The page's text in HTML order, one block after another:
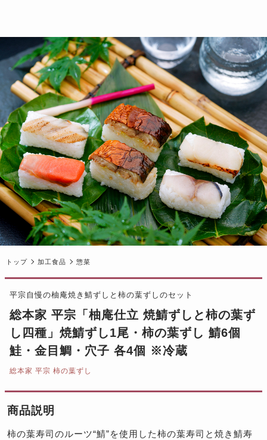
トップ 加工食品 惣菜
平宗自慢の柚庵焼き鯖ずしと柿の葉ずしのセット
総本家 平宗「柚庵仕立 焼鯖ずしと柿の葉ず
し四種」焼鯖ずし1尾・柿の葉ずし 鯖6個
鮭・金目鯛・穴子 各4個 ※冷蔵
総本家 平宗 柿の葉ずし
商品説明
柿の葉寿司のルーツ“鯖”を使用した柿の葉寿司と焼き鯖寿